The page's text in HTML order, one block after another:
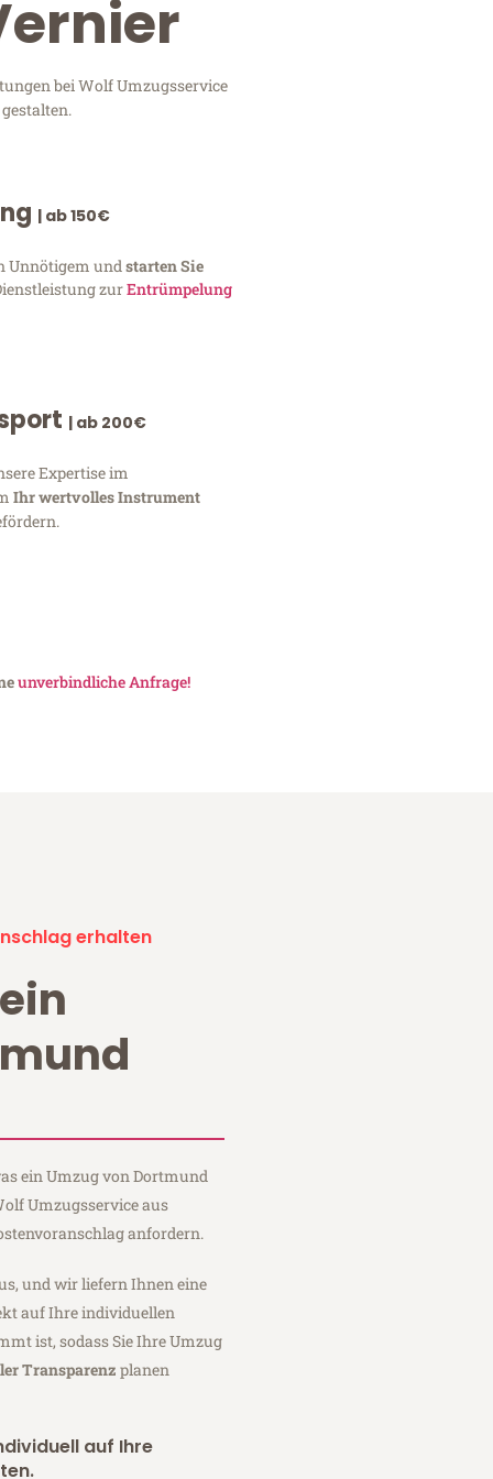
bei Wolf Umzugsservice
| ab 150€
Unnötigem undstarten Sie
zurEntrümpelung
| ab 200€
Expertise im
Ihr wertvolles Instrument
unverbindliche Anfrage!
erhalten
ein Umzug von Dortmund
Umzugsservice aus
anfordern.
und wir liefern Ihnen eine
auf Ihre individuellen
ist, sodass Sie Ihre Umzug
Transparenz planen
auf Ihre